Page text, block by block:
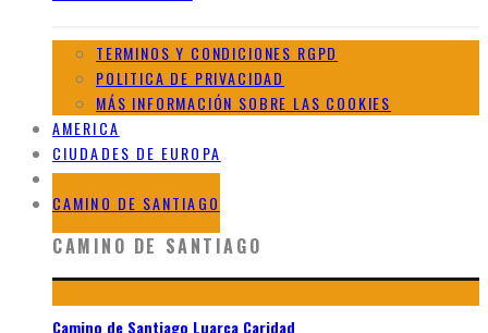
TERMINOS Y CONDICIONES RGPD
POLITICA DE PRIVACIDAD
MÁS INFORMACIÓN SOBRE LAS COOKIES
AMERICA
CIUDADES DE EUROPA
GALERIAS DE AFRICA
CAMINO DE SANTIAGO
CAMINO DE SANTIAGO
Camino de Santiago Luarca Caridad